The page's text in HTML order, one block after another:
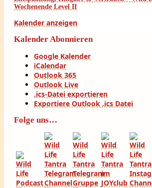
Wochenende Level II
Kalender anzeigen
Kalender Abonnieren
Google Kalender
iCalendar
Outlook 365
Outlook Live
.ics-Datei exportieren
Exportiere Outlook .ics Datei
Folge uns…